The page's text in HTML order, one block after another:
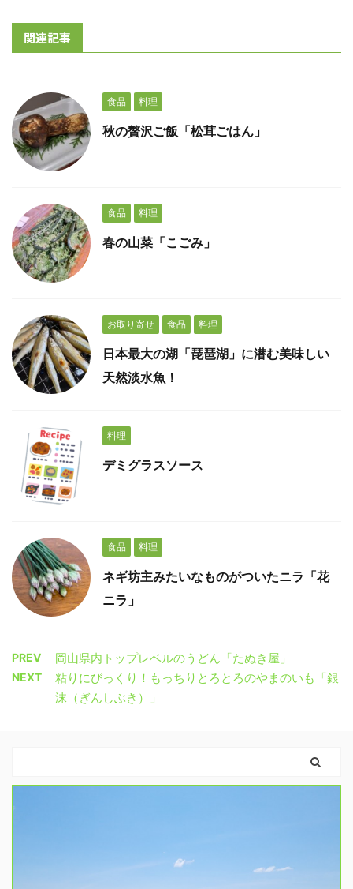
関連記事
食品 料理
秋の贅沢ご飯「松茸ごはん」
食品 料理
春の山菜「こごみ」
お取り寄せ 食品 料理
日本最大の湖「琵琶湖」に潜む美味しい
天然淡水魚！
料理
デミグラスソース
食品 料理
ネギ坊主みたいなものがついたニラ「花
ニラ」
PREV 岡山県内トップレベルのうどん「たぬき屋」
NEXT
粘りにびっくり！もっちりとろとろのやまのいも「銀
沫（ぎんしぶき）」